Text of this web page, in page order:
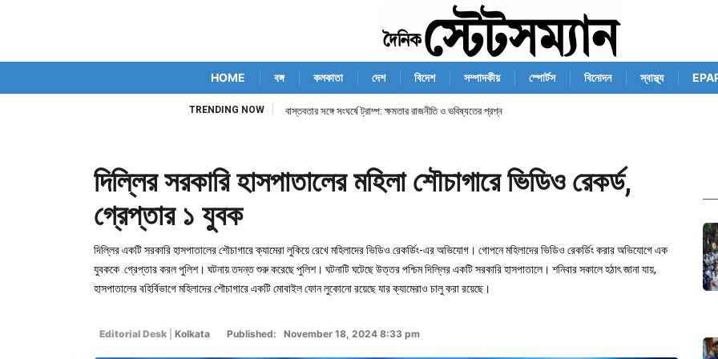
HOME বঙ্গ কলকাতা দেশ বিদেশ সম্পাদকীয় স্পোর্টস বিনোদন স্বাস্থ্য
TRENDING NOW বাস্তবতার সঙ্গে সংঘর্ষে ট্রাম্প: ক্ষমতার রাজনীতি ও ভবিষ্যতের প্রশ্ন
দিল্লির সরকারি হাসপাতালের মহিলা শৌচাগারে ভিডিও রেকর্ড,
গ্রেপ্তার ১ যুবক
দিল্লির একটি সরকারি হাসপাতালের শৌচাগারে ক্যামেরা লুকিয়ে রেখে মহিলাদের ভিডিও রেকর্ডিং-এর অভিযোগ। গোপনে মহিলাদের ভিডিও রেকর্ডিং করার অভিযোগে এক
যুবককে গ্রেপ্তার করল পুলিশ। ঘটনায় তদন্ত শুরু করেছে পুলিশ। ঘটনাটি ঘটেছে উত্তর পশ্চিম দিল্লির একটি সরকারি হাসপাতালে। শনিবার সকালে হঠাৎ জানা যায়,
হাসপাতালের বহির্বিভাগে মহিলাদের শৌচাগারে একটি মোবাইল ফোন লুকোনো রয়েছে যার ক্যামেরাও চালু করা রয়েছে।
Editorial Desk Kolkata Published: November 18, 2024 8:33 pm